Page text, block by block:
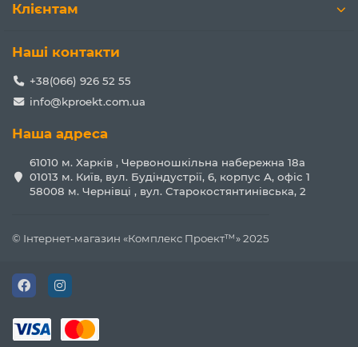
Клієнтам
Наші контакти
+38(066) 926 52 55
info@kproekt.com.ua
Наша адреса
61010 м. Харків , Червоношкільна набережна 18а
01013 м. Київ, вул. Будіндустрії, 6, корпус А, офіс 1
58008 м. Чернівці , вул. Старокостянтинівська, 2
© Інтернет-магазин «Комплекс Проект™» 2025